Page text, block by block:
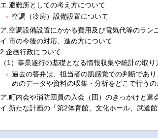
エ.避難所としての考え方について
空調（冷房）設備設置について
ア.空調設備設置にかかる費用及び電気代等のラン
イ.市の今後の対応、進め方について
2.企画行政について
（1）事業遂行の基礎となる情報収集や統計の取り
過去の答弁は、担当者の肌感覚での判断であ
めのデータや資料の収集・分析をどこで行う
ア.町内会や消防団員の入会（団）のきっかけと退
イ.新たな計画の「第2体育館、文化ホール、武道